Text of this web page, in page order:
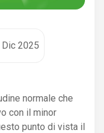
Dic 2025
normale che
con il minor
punto di vista il